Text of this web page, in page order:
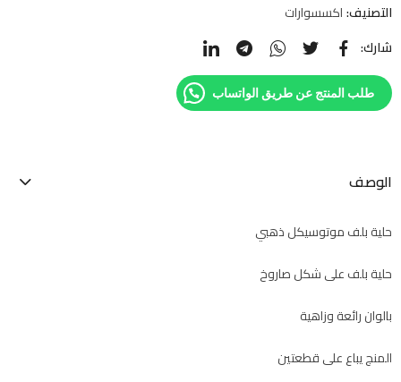
التصنيف:اكسسوارات
شارك:
طلب المنتج عن طريق الواتساب
الوصف
حلية بلف موتوسيكل ذهبي
حلية بلف على شكل صاروخ
بالوان رائعة وزاهية
المنج يباع على قطعتين